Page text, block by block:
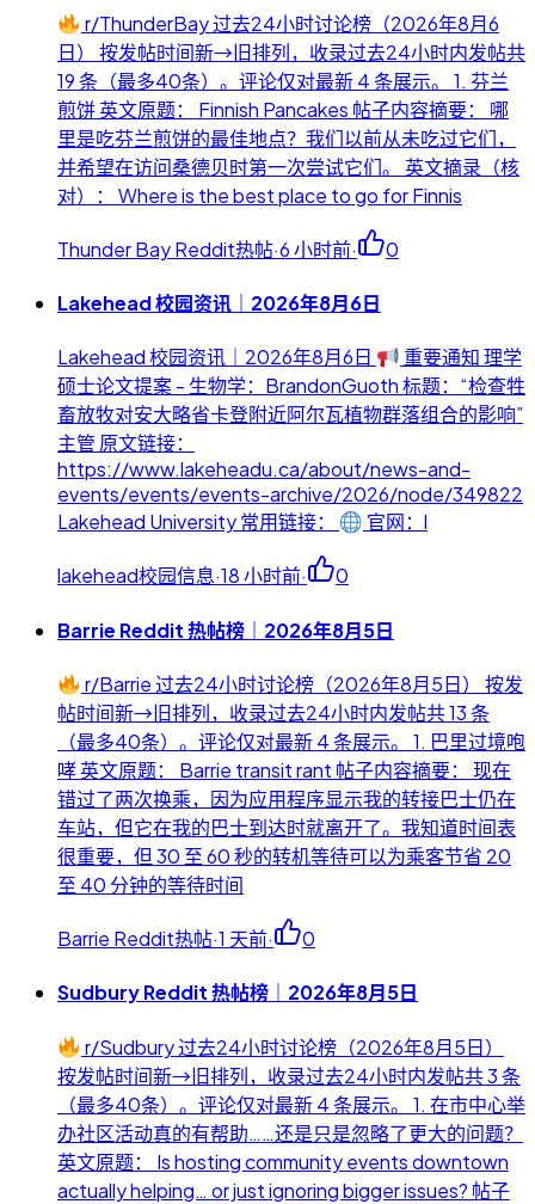
r/ThunderBay 过去24小时讨论榜（2026年8月6
日） 按发帖时间新→旧排列，收录过去24小时内发帖共
19 条（最多40条）。评论仅对最新 4 条展示。 1. 芬兰
煎饼 英文原题： Finnish Pancakes 帖子内容摘要： 哪
里是吃芬兰煎饼的最佳地点？我们以前从未吃过它们，
并希望在访问桑德贝时第一次尝试它们。 英文摘录（核
对）： Where is the best place to go for Finnis
Thunder Bay Reddit热帖·6 小时前· 0
Lakehead 校园资讯｜2026年8月6日
Lakehead 校园资讯｜2026年8月6日
重要通知 理学
硕士论文提案 - 生物学：BrandonGuoth 标题：“检查牲
畜放牧对安大略省卡登附近阿尔瓦植物群落组合的影响”
主管 原文链接：
https://www.lakeheadu.ca/about/news-and-
events/events/events-archive/2026/node/349822
Lakehead University 常用链接：
官网：l
lakehead校园信息·18 小时前· 0
Barrie Reddit 热帖榜｜2026年8月5日
r/Barrie 过去24小时讨论榜（2026年8月5日） 按发
帖时间新→旧排列，收录过去24小时内发帖共 13 条
（最多40条）。评论仅对最新 4 条展示。 1. 巴里过境咆
哮 英文原题： Barrie transit rant 帖子内容摘要： 现在
错过了两次换乘，因为应用程序显示我的转接巴士仍在
车站，但它在我的巴士到达时就离开了。我知道时间表
很重要，但 30 至 60 秒的转机等待可以为乘客节省 20
至 40 分钟的等待时间
Barrie Reddit热帖·1 天前· 0
Sudbury Reddit 热帖榜｜2026年8月5日
r/Sudbury 过去24小时讨论榜（2026年8月5日）
按发帖时间新→旧排列，收录过去24小时内发帖共 3 条
（最多40条）。评论仅对最新 4 条展示。 1. 在市中心举
办社区活动真的有帮助……还是只是忽略了更大的问题？
英文原题： Is hosting community events downtown
actually helping… or just ignoring bigger issues? 帖子